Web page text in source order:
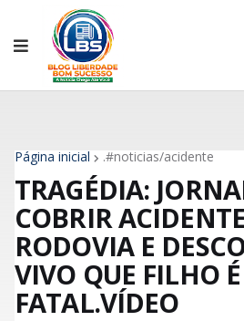
Página inicial .#noticias/acidente
TRAGÉDIA:
COBRIR
RODOVIA E
VIVO QUE FILHO
FATAL.VÍDEO